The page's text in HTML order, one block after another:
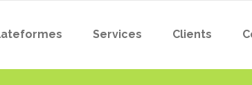
Services Clients